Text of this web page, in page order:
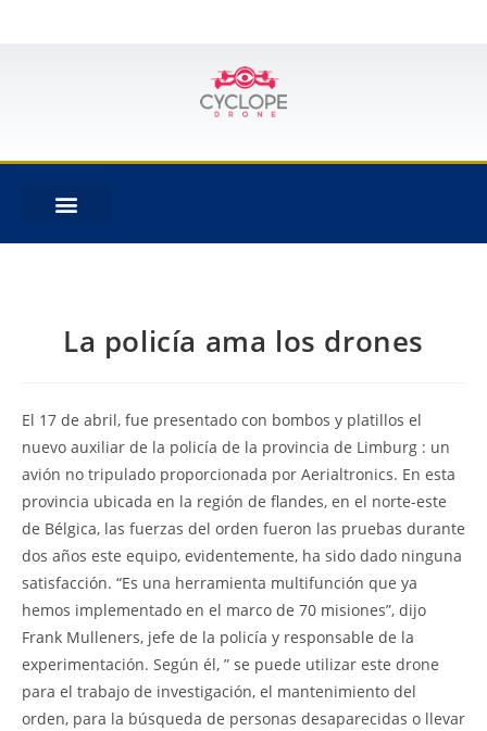
La policía ama los drones
El 17 de abril, fue presentado con bombos y platillos el
nuevo auxiliar de la policía de la provincia de Limburg : un
avión no tripulado proporcionada por Aerialtronics. En esta
provincia ubicada en la región de flandes, en el norte-este
de Bélgica, las fuerzas del orden fueron las pruebas durante
dos años este equipo, evidentemente, ha sido dado ninguna
satisfacción. “Es una herramienta multifunción que ya
hemos implementado en el marco de 70 misiones”, dijo
Frank Mulleners, jefe de la policía y responsable de la
experimentación. Según él, ” se puede utilizar este drone
para el trabajo de investigación, el mantenimiento del
orden, para la búsqueda de personas desaparecidas o llevar